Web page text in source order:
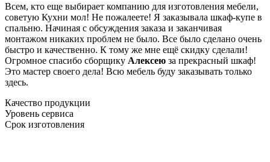
Всем, кто еще выбирает компанию для изготовления мебели,
советую Кухни мол! Не пожалеете! Я заказывала шкаф-купе в
спальню. Начиная с обсуждения заказа и заканчивая
монтажом никаких проблем не было. Все было сделано очень
быстро и качественно. К тому же мне ещё скидку сделали!
Огромное спасибо сборщику Алексею за прекрасный шкаф!
Это мастер своего дела! Всю мебель буду заказывать только
здесь.
Качество продукции
Уровень сервиса
Срок изготовления